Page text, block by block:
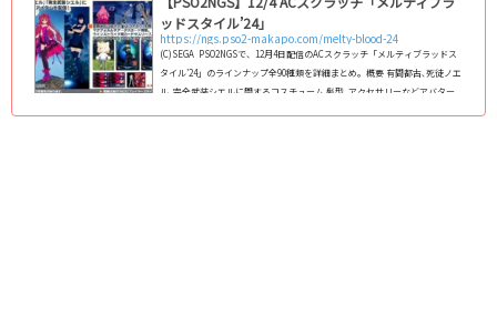
ッドスタイル’24」
https://ngs.pso2-makapo.com/melty-blood-24
(C)SEGA PSO2NGSで、12月4日配信のACスクラッチ「メルティブラッドス
タイル’24」のラインナップ全90種類を詳細まとめ｡ 概要 有間都古､死徒ノエ
ル､完全武装シエルに関するコスチューム 髪型､アクセサリーなどアバター